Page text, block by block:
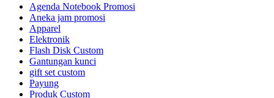
Agenda Notebook Promosi
Aneka jam promosi
Apparel
Elektronik
Flash Disk Custom
Gantungan kunci
gift set custom
Payung
Produk Custom